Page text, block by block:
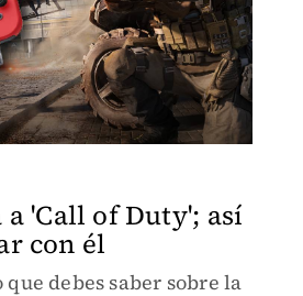
a 'Call of Duty'; así
con él
que debes saber sobre la